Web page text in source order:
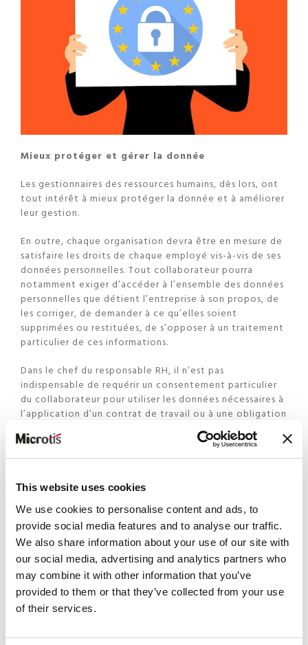
This website uses cookies
We use cookies to personalise content and ads, to
provide social media features and to analyse our traffic.
We also share information about your use of our site with
our social media, advertising and analytics partners who
may combine it with other information that you’ve
provided to them or that they’ve collected from your use
of their services.
Mieux protéger et gérer la donnée
Les gestionnaires des ressources humains, dès lors, ont
tout intérêt à mieux protéger la donnée et à améliorer
leur gestion.
En outre, chaque organisation devra être en mesure de
satisfaire les droits de chaque employé vis-à-vis de ses
données personnelles. Tout collaborateur pourra
notamment exiger d’accéder à l’ensemble des données
personnelles que détient l’entreprise à son propos, de
les corriger, de demander à ce qu’elles soient
supprimées ou restituées, de s’opposer à un traitement
particulier de ces informations.
Dans le chef du responsable RH, il n’est pas
indispensable de requérir un consentement particulier
du collaborateur pour utiliser les données nécessaires à
l’application d’un contrat de travail ou à une obligation
légale. Par contre, pour tout autre traitement qui n’en
découle pas, il faudra obtenir un consentement formel
pour utiliser des données personnelles à des fins
donnée RH
Le GDPR constitue une belle opportunité de digitaliser
la fonction RH, pour se mettre en conformité tout
profitant de réels gains d’efficacité.
Deslogiciels de gestion RH, comme ceux de la suite
Gesper de Microtis, permettent par exemple de mieux